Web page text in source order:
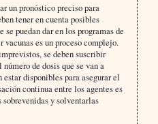
un pronóstico preciso para
tener en cuenta posibles
puedan dar en los programas de
es un proceso complejo.
se deben suscribir
de dosis que se van a
disponibles para asegurar el
continua entre los agentes es
y solventarlas